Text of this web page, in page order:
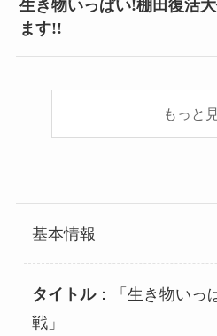
生き物いっぱい!棚田復活
ます!!
もっと
基本情報
タイトル：「生き物いっ
戦」